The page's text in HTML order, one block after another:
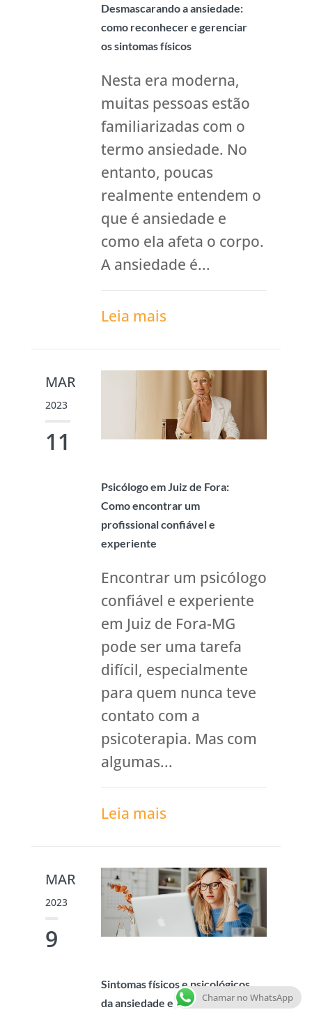
Desmascarando a ansiedade:
como reconhecer e gerenciar
os sintomas físicos
Nesta era moderna,
muitas pessoas estão
familiarizadas com o
termo ansiedade. No
entanto, poucas
realmente entendem o
que é ansiedade e
como ela afeta o corpo.
A ansiedade é...
Leia mais
MAR
2023
11
Psicólogo em Juiz de Fora:
Como encontrar um
profissional confiável e
experiente
Encontrar um psicólogo
confiável e experiente
em Juiz de Fora-MG
pode ser uma tarefa
difícil, especialmente
para quem nunca teve
contato com a
psicoterapia. Mas com
algumas...
Leia mais
MAR
2023
9
Sintomas físicos e psicológicos
da ansiedade e Teste OnlineChamar no WhatsApp